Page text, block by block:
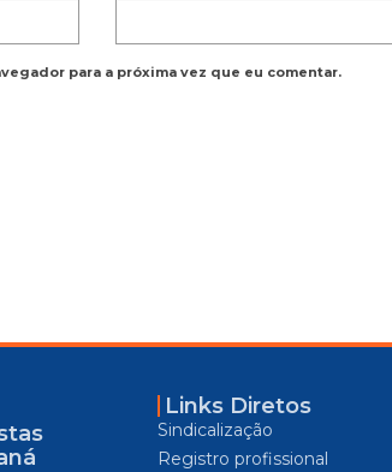
para a próxima vez que eu comentar.
Links Diretos
Sindicalização
Registro profissional